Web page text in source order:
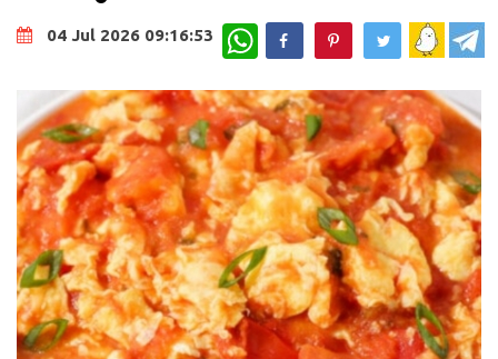
04 Jul 2026 09:16:53 WhatsApp